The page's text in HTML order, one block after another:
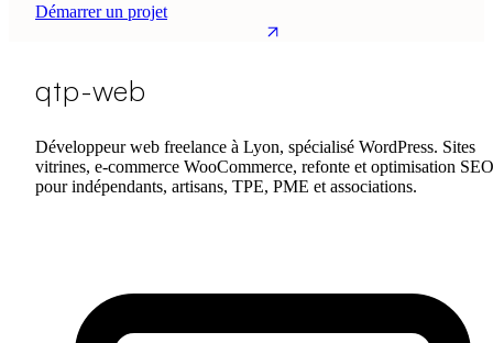
Démarrer un projet
qtp-web
Développeur web freelance à Lyon, spécialisé WordPress. Sites
vitrines, e-commerce WooCommerce, refonte et optimisation SEO
pour indépendants, artisans, TPE, PME et associations.